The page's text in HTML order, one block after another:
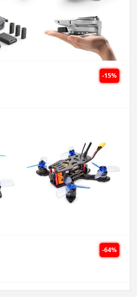
-15%
-64%